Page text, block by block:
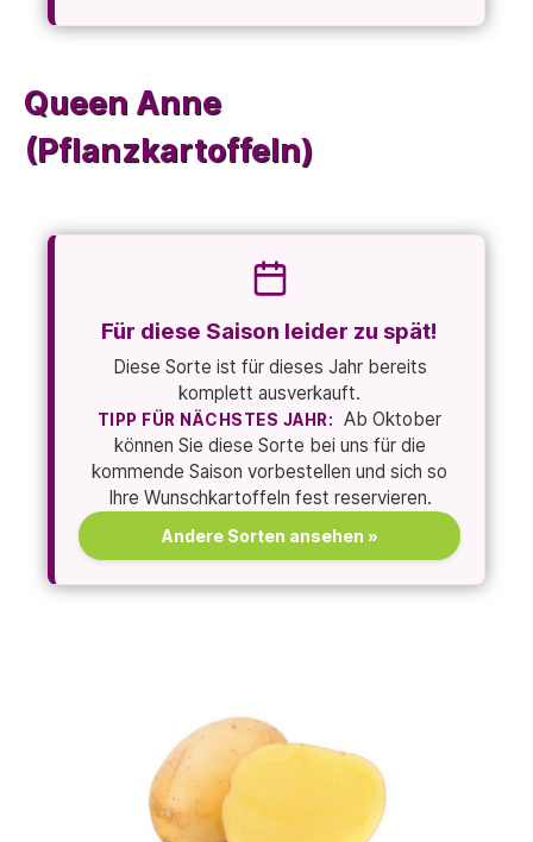
Queen Anne
(Pflanzkartoffeln)
Für diese Saison leider zu spät!
Diese Sorte ist für dieses Jahr bereits
komplett ausverkauft.
TIPP FÜR NÄCHSTES JAHR:
Ab Oktober
können Sie diese Sorte bei uns für die
kommende Saison vorbestellen und sich so
Ihre Wunschkartoffeln fest reservieren.
Andere Sorten ansehen »